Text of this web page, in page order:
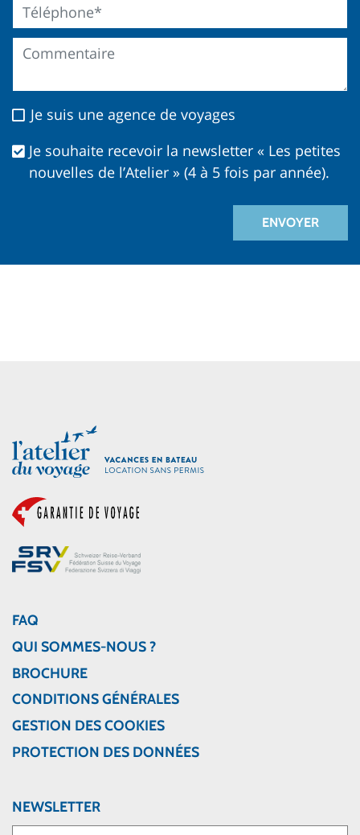
Je suis une agence de voyages
Je souhaite recevoir la newsletter « Les petites
nouvelles de l’Atelier » (4 à 5 fois par année).
ENVOYER
FAQ
QUI SOMMES-NOUS ?
BROCHURE
CONDITIONS GÉNÉRALES
GESTION DES COOKIES
PROTECTION DES DONNÉES
NEWSLETTER